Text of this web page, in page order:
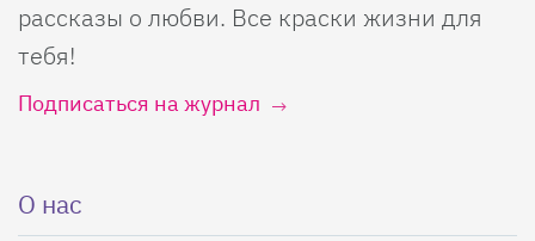
рассказы о любви. Все краски жизни для
тебя!
Подписаться на журнал
О нас